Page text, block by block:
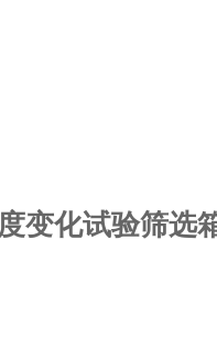
变化试验筛选